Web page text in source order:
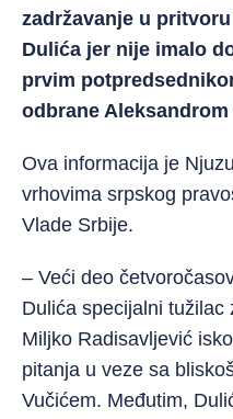
zadržavanje u
Dulića jer nije imalo
prvim
odbrane
Ova informacija je
vrhovima srpskog
Vlade Srbije.
– Veći deo
Dulića specijalni tužilac
Miljko Radisavljević
pitanja u veze sa
Vučićem. Međutim,